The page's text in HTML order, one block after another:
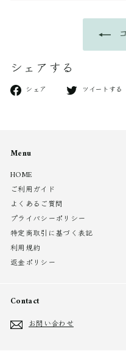
シェアする
シェア Facebookツイートする
Menu
HOME
ご利用ガイド
よくあるご質問
プライバシーポリシー
特定商取引に基づく表記
利用規約
返金ポリシー
Contact
お問い合わせ